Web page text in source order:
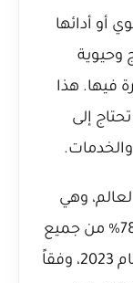
أو أدائها
وحيوية
فيها. هذا
إلى
وهي
لغة تستخدم لتشغيل ما يقرب من 78% من جميع
مواقع الويب المعروفة اعتباراً من عام 2023، وفقاً